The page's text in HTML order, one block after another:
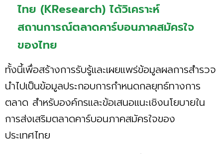
ไทย (KResearch) ได้วิเคราะห์
สถานการณ์ตลาดคาร์บอนภาคสมัครใจ
ของไทย
ทั้งนี้เพื่อสร้างการรับรู้และเผยแพร่ข้อมูลผลการสำรวจ
นำไปเป็นข้อมูลประกอบการกำหนดกลยุทธ์ทางการ
ตลาด สำหรับองค์กรและข้อเสนอแนะเชิงนโยบายใน
การส่งเสริมตลาดคาร์บอนภาคสมัครใจของ
ประเทศไทย